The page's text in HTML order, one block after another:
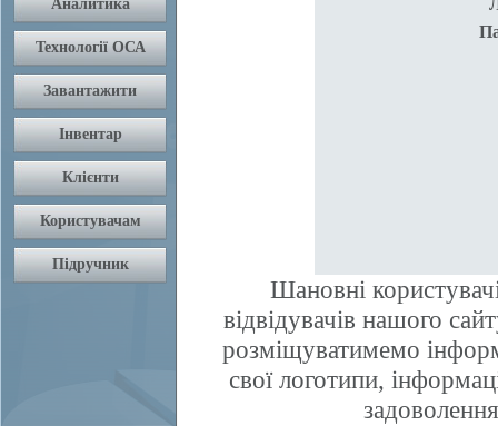
Шановні
відвідувачів нашого
розміщуватимемо
свої логотипи,